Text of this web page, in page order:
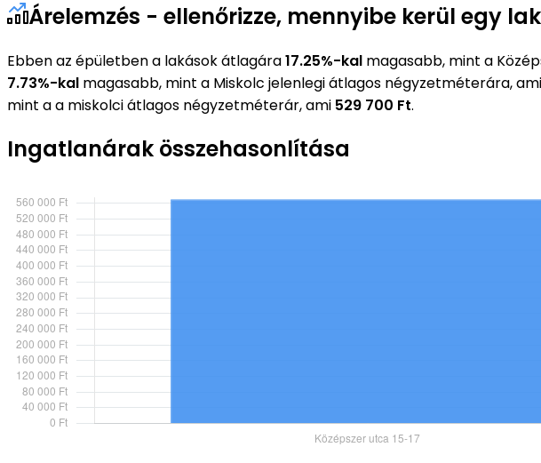
Árelemzés - ellenőrizze, mennyibe kerül egy
Ebben az épületben a lakások átlagára17.25%-kal magasabb, mint a
7.73%-kal magasabb, mint a Miskolc jelenlegi átlagos négyzetméterára,
mint a a miskolci átlagos négyzetméterár, ami 529 700 Ft.
Ingatlanárak összehasonlítása